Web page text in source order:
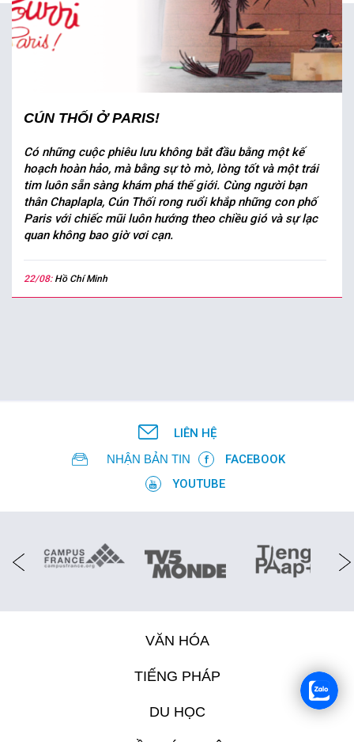
CÚN THỐI Ở PARIS!
Có những cuộc phiêu lưu không bắt đầu bằng một kế
hoạch hoàn hảo, mà bằng sự tò mò, lòng tốt và một trái
tim luôn sẵn sàng khám phá thế giới. Cùng người bạn
thân Chaplapla, Cún Thối rong ruổi khắp những con phố
Paris với chiếc mũi luôn hướng theo chiều gió và sự lạc
quan không bao giờ vơi cạn.
22/08: Hồ Chí Minh
LIÊN HỆ
NHẬN BẢN TIN
FACEBOOK
YOUTUBE
VĂN HÓA
TIẾNG PHÁP
DU HỌC